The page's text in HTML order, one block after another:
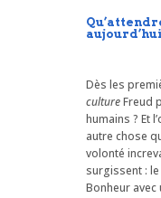
Dès les
cultureFreud
humains ? Et
autre chose
volonté
surgissent :
Bonheur avec